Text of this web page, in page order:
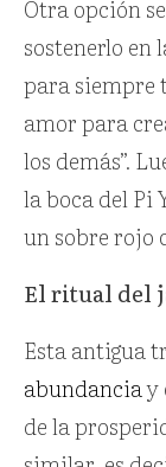
Otra opción
sostenerlo en
para siempre
amor para
los demás”.
la boca del Pi
un sobre rojo
El ritual del
Esta antigua
abundanciay
de la